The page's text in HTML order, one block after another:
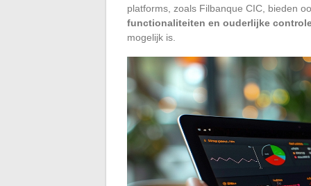
platforms, zoals Filbanque CIC, bieden
functionaliteiten en ouderlijke
mogelijk is.